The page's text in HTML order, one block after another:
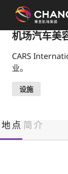
所
有
樟
宜
站:
机场汽车美
CARS
业。
设施
地点 简介